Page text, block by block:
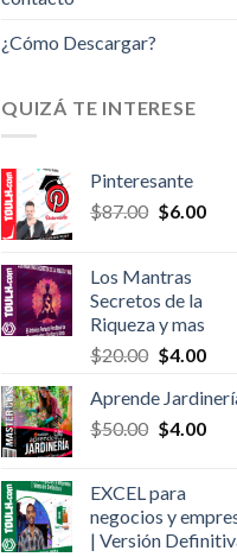
¿Cómo Descargar?
QUIZÁ TE INTERESE
Pinteresante
$87.00 Original
$87.00.
$6.00
Los Mantras
Secretos de la
Riqueza y mas
$20.00 Original
was:
$20.00.
$4.00
is:
Aprende
$50.00 Original
$50.00.
$4.00
EXCEL para
negocios y
| Versión